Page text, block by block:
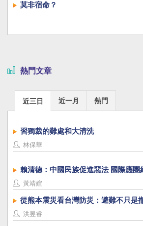
莫非宿命？
熱門文章
近三日 近一月 熱門
習獨裁的難處和大清洗
林保華
賴清德：中國民族促進惡法 國際應團
黃靖媗
從熊本震災看台灣防災：避難不只是
洪昱睿